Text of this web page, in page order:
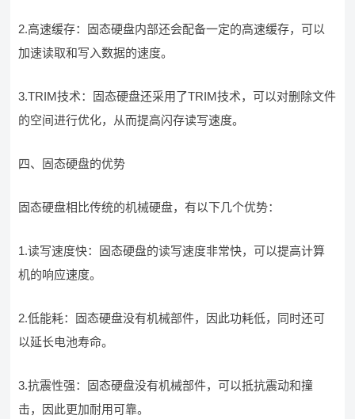
2.高速缓存：固态硬盘内部还会配备一定的高速缓存，可以
加速读取和写入数据的速度。
3.TRIM技术：固态硬盘还采用了TRIM技术，可以对删除文件
的空间进行优化，从而提高闪存读写速度。
四、固态硬盘的优势
固态硬盘相比传统的机械硬盘，有以下几个优势：
1.读写速度快：固态硬盘的读写速度非常快，可以提高计算
机的响应速度。
2.低能耗：固态硬盘没有机械部件，因此功耗低，同时还可
以延长电池寿命。
3.抗震性强：固态硬盘没有机械部件，可以抵抗震动和撞
击，因此更加耐用可靠。